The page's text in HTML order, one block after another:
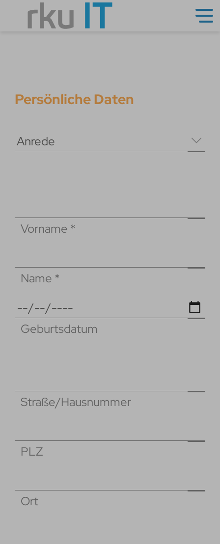
Persönliche Daten
Anrede
Vorname *
Name *
Geburtsdatum
Straße/Hausnummer
PLZ
Ort